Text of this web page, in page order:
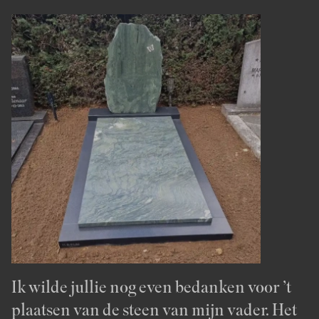
Ik wilde jullie nog even bedanken voor ’t
plaatsen van de steen van mijn vader. Het
Vandaag is het grafmonument van mijn
man helemaal klaar gemaakt. Ben erg
Afgelopen middag ben ik even wezen
kijken naar het graf en ben zeer te spreken